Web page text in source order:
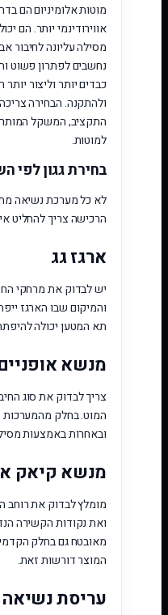
מוטות אלומיניום הם
אווירודינמי יותר. הם
מסילה עליונה לחיבור
נחשבים לפתרון פשוט
כבדים יותר וליצור
ולהתקנה. הבחירה
התקציב, המשקל המותר
למוטות.
בחירת גגון לפי
לא כל מערכת נשיאה
הרכישה צריך להחליט
ארגז גג
יש לבדוק את מרחקי
והמיקום שבו הארגז
תא המטען יכולה
מנשא
צריך לבדוק את סוג
המוט. בחלק מהמערכות
ובאחרות באמצעות
מנשא קיאק
מומלץ לבדוק את רוחב
ואת נקודות הקשירה
מאובטח גם בחלק
המוצר דורשות זאת.
עריסת נשיאה